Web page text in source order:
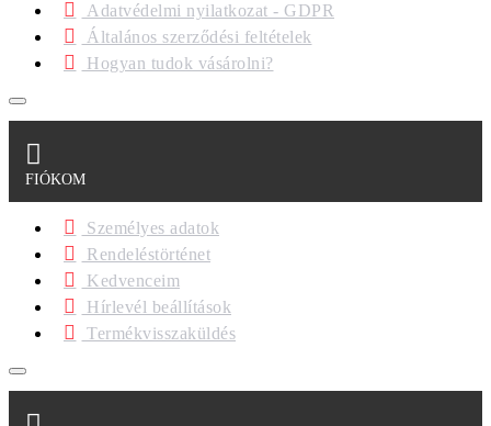
Adatvédelmi nyilatkozat - GDPR
Általános szerződési feltételek
Hogyan tudok vásárolni?
FIÓKOM
Személyes adatok
Rendeléstörténet
Kedvenceim
Hírlevél beállítások
Termékvisszaküldés